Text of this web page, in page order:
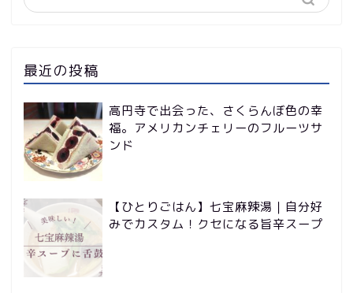
最近の投稿
高円寺で出会った、さくらんぼ色の幸
福。アメリカンチェリーのフルーツサ
ンド
【ひとりごはん】七宝麻辣湯｜自分好
みでカスタム！クセになる旨辛スープ